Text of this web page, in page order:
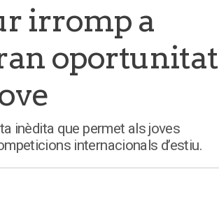
irromp a
oportunitat
inèdita que permet als joves
internacionals d’estiu.